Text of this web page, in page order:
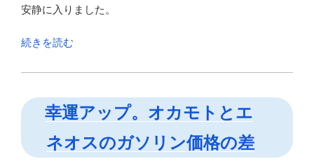
安静に入りました。
“た
い
コ
ナ
続きを読む
幸運アップ。オカモトとエ
ネオスのガソリン価格の差